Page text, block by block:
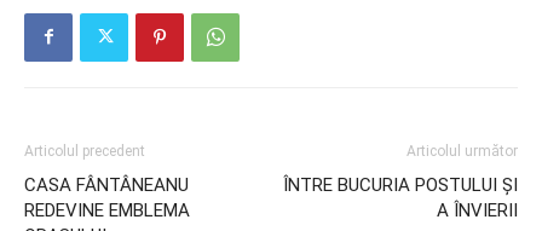
Articolul precedent
CASA FÂNTÂNEANU
REDEVINE EMBLEMA
Articolul următor
ÎNTRE BUCURIA POSTULUI ŞI
A ÎNVIERII